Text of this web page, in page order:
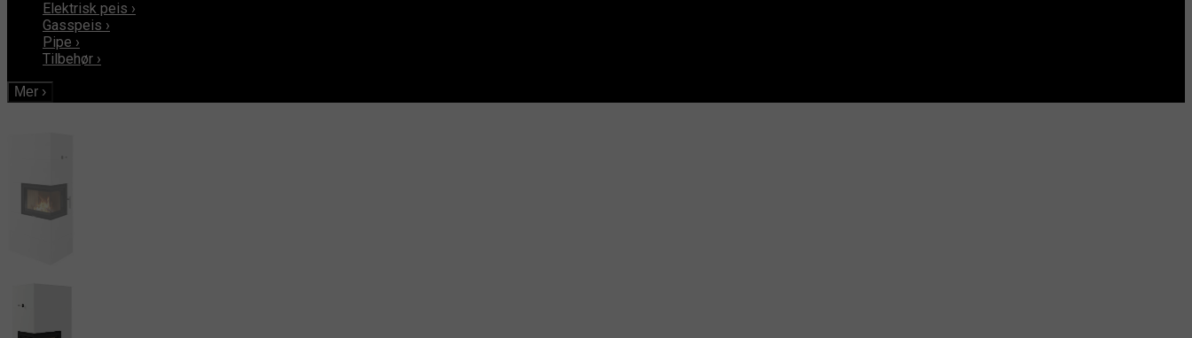
Elektrisk peis ›
Gasspeis ›
Pipe ›
Tilbehør ›
Mer ›